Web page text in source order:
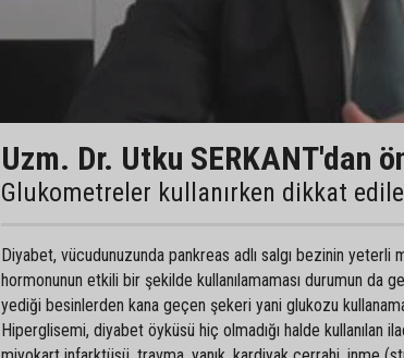
Uzm. Dr. Utku SERKANT'dan
Glukometreler kullanırken dikkat
Diyabet, vücudunuzunda pankreas adlı salgı bezinin
hormonunun etkili bir şekilde kullanılamaması durumun da
yediği besinlerden kana geçen şekeri yani glukozu
Hiperglisemi, diyabet öyküsü hiç olmadığı halde kullanılan